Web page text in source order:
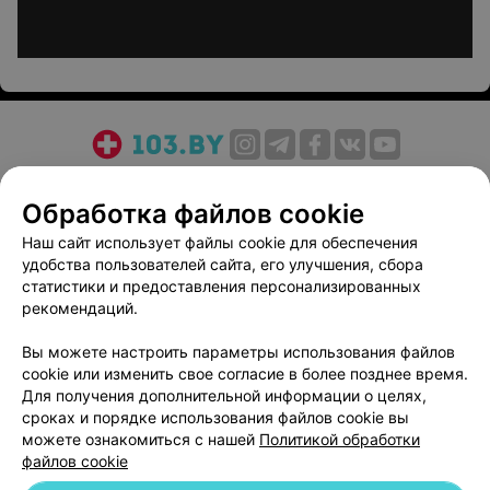
Медицинский маркетинг
Публичный договор
Пользовательское соглашение
Способы оплаты
Вакансии
Партнеры
Написать руководителю 103.by
Персональные настройки cookie
Обработка персональных данных
Обработка файлов cookie
Наш сайт использует файлы cookie для обеспечения
удобства пользователей сайта, его улучшения, сбора
статистики и предоставления персонализированных
рекомендаций.
Вы можете настроить параметры использования файлов
cookie или изменить свое согласие в более позднее время.
Для получения дополнительной информации о целях,
сроках и порядке использования файлов cookie вы
можете ознакомиться с нашей Политикой обработки
файлов cookie